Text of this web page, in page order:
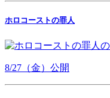
ホロコーストの罪人
8/27（金）公開